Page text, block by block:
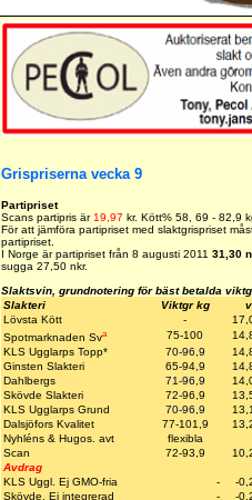
Grispriserna vecka 9
Partipriset
Scans partipris är 19,97 kr. Kött% 58, 69 - 82,9
För att jämföra partipriset med slaktgrispriset
partipriset.
I Norge är partipriset från 8 augusti 2011 31,30
sugga 27,50 nkr.
Slaktsvin, grundnotering för bäst betalda
Slakteri
Viktgr kg
Lövsta Kött
-
Spotmarknaden Sva 75-100
KLS Ugglarps Topp* 70-96,9
Ginsten Slakteri
65-94,9
Dahlbergs
71-96,9
Skövde Slakteri
72-96,9
KLS Ugglarps Grund
70-96,9
Dalsjöfors Kvalitet
77-101,9
Nyhléns & Hugos. avt
flexibla
Scan
72-93,9
Avdrag
KLS Uggl. Ej GMO-fria
-
-
Skövde. Ej integrerad
-
-